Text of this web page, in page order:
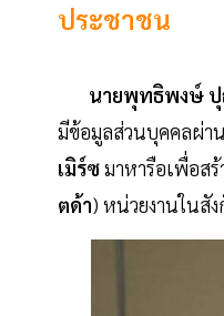
ประชาชน
นายพุทธิพงษ์ ปุ
มีข้อมูลส่วนบุคคลผ่า
เมิร์ซมาหารือเพื่อส
ตด้า) หน่วยงานในสั